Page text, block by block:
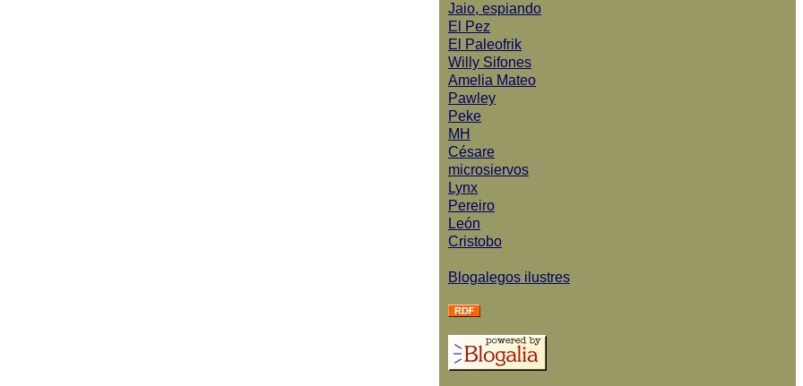
Jaio, espiando
El Pez
El Paleofrik
Willy Sifones
Amelia Mateo
Pawley
Peke
MH
Césare
microsiervos
Lynx
Pereiro
León
Cristobo
Blogalegos ilustres